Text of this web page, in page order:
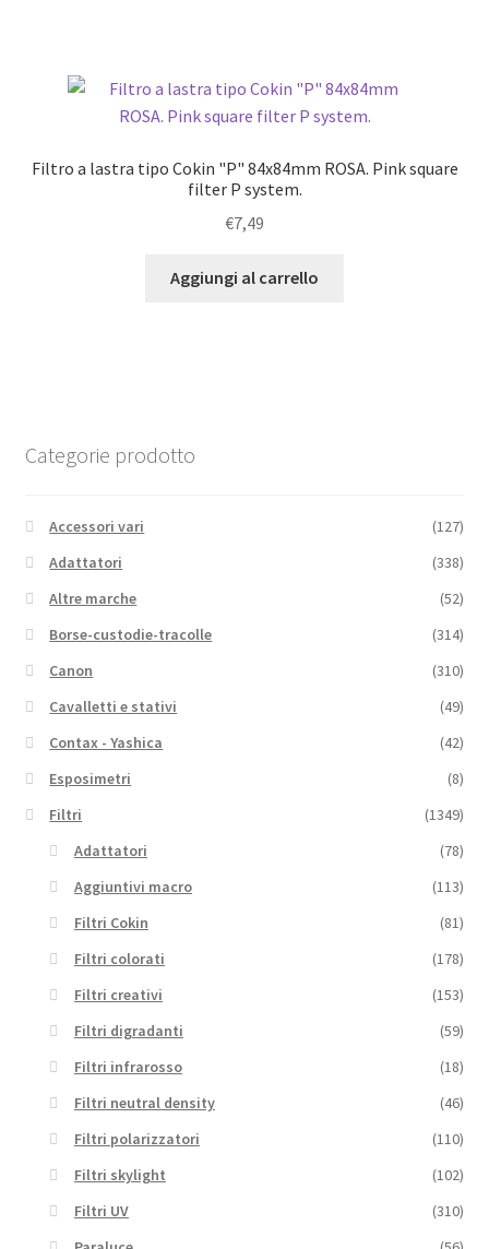
Filtro a lastra tipo Cokin "P" 84x84mm ROSA. Pink square
filter P system.
€7,49
Aggiungi al carrello
Categorie prodotto
Accessori vari
(127)
Adattatori
(338)
Altre marche
(52)
Borse-custodie-tracolle
(314)
Canon
(310)
Cavalletti e stativi
(49)
Contax - Yashica
(42)
Esposimetri
(8)
Filtri
(1349)
Adattatori
(78)
Aggiuntivi macro
(113)
Filtri Cokin
(81)
Filtri colorati
(178)
Filtri creativi
(153)
Filtri digradanti
(59)
Filtri infrarosso
(18)
Filtri neutral density
(46)
Filtri polarizzatori
(110)
Filtri skylight
(102)
Filtri UV
(310)